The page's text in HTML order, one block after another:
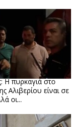
Η πυρκαγιά στο
Αλιβερίου είναι σε
οι...